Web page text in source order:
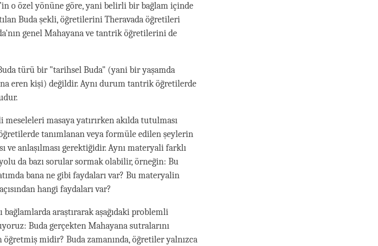
o özel yönüne göre, yani belirli bir bağlam içinde
Buda şekli, öğretilerini Theravada öğretileri
genel Mahayana ve tantrik öğretilerini de
türü bir "tarihsel Buda" (yani bir yaşamda
eren kişi) değildir. Aynı durum tantrik öğretilerde
meseleleri masaya yatırırken akılda tutulması
tanımlanan veya formüle edilen şeylerin
ve anlaşılması gerektiğidir. Aynı materyali farklı
da bazı sorular sormak olabilir, örneğin: Bu
bana ne gibi faydaları var? Bu materyalin
hangi faydaları var?
bağlamlarda araştırarak aşağıdaki problemli
Buda gerçekten Mahayana sutralarını
midir? Buda zamanında, öğretiler yalnızca